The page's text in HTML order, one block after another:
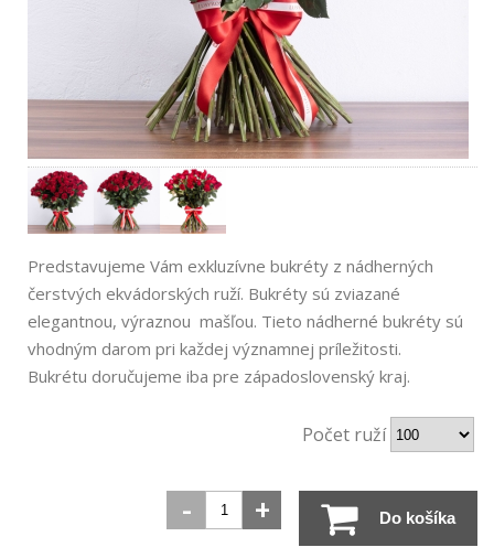
Predstavujeme Vám exkluzívne bukréty z nádherných
čerstvých ekvádorských ruží. Bukréty sú zviazané
elegantnou, výraznou mašľou. Tieto nádherné bukréty sú
vhodným darom pri každej významnej príležitosti.
Bukrétu doručujeme iba pre západoslovenský kraj.
Počet ruží
- + Do košíka